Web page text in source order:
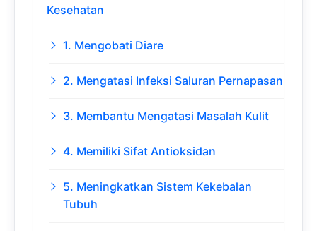
Kesehatan
1. Mengobati Diare
2. Mengatasi Infeksi Saluran Pernapasan
3. Membantu Mengatasi Masalah Kulit
4. Memiliki Sifat Antioksidan
5. Meningkatkan Sistem Kekebalan
Tubuh